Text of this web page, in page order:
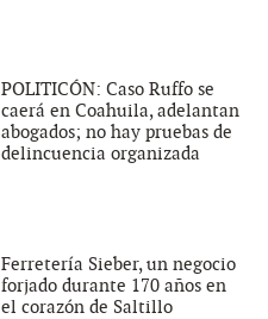
POLITICÓN: Caso Ruffo se
caerá en Coahuila, adelantan
abogados; no hay pruebas de
delincuencia organizada
Ferretería Sieber, un negocio
forjado durante 170 años en
el corazón de Saltillo